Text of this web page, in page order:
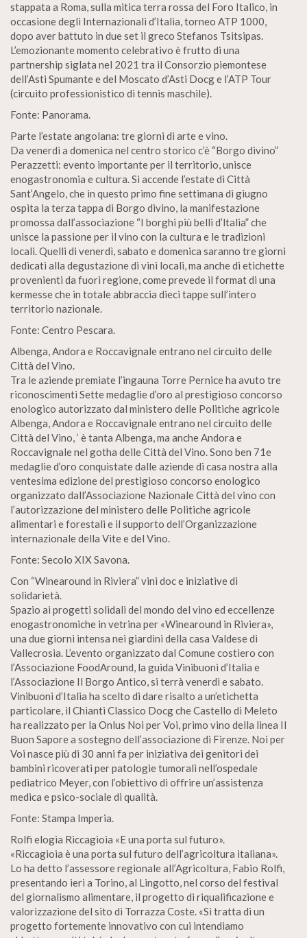
stappata a Roma, sulla mitica terra rossa del Foro Italico, in
occasione degli Internazionali d’Italia, torneo ATP 1000,
dopo aver battuto in due set il greco Stefanos Tsitsipas.
L’emozionante momento celebrativo è frutto di una
partnership siglata nel 2021 tra il Consorzio piemontese
dell’Asti Spumante e del Moscato d’Asti Docg e l’ATP Tour
(circuito professionistico di tennis maschile).
Fonte: Panorama.
Parte l’estate angolana: tre giorni di arte e vino.
Da venerdì a domenica nel centro storico c’è “Borgo divino”
Perazzetti: evento importante per il territorio, unisce
enogastronomia e cultura. Si accende l’estate di Città
Sant’Angelo, che in questo primo fine settimana di giugno
ospita la terza tappa di Borgo divino, la manifestazione
promossa dall’associazione “I borghi più belli d’ltalia” che
unisce la passione per il vino con la cultura e le tradizioni
locali. Quelli di venerdì, sabato e domenica saranno tre giorni
dedicati alla degustazione di vini locali, ma anche di etichette
provenienti da fuori regione, come prevede il format di una
kermesse che in totale abbraccia dieci tappe sull’intero
territorio nazionale.
Fonte: Centro Pescara.
Albenga, Andora e Roccavignale entrano nel circuito delle
Città del Vino.
Tra le aziende premiate l’ingauna Torre Pernice ha avuto tre
riconoscimenti Sette medaglie d’oro al prestigioso concorso
enologico autorizzato dal ministero delle Politiche agricole
Albenga, Andora e Roccavignale entrano nel circuito delle
Città del Vino, ‘ è tanta Albenga, ma anche Andora e
Roccavignale nel gotha delle Città del Vino. Sono ben 71e
medaglie d’oro conquistate dalle aziende di casa nostra alla
ventesima edizione del prestigioso concorso enologico
organizzato dall’Associazione Nazionale Città del vino con
l’autorizzazione del ministero delle Politiche agricole
alimentari e forestali e il supporto dell’Organizzazione
internazionale della Vite e del Vino.
Fonte: Secolo XIX Savona.
Con “Winearound in Riviera” vini doc e iniziative di
solidarietà.
Spazio ai progetti solidali del mondo del vino ed eccellenze
enogastronomiche in vetrina per «Winearound in Riviera»,
una due giorni intensa nei giardini della casa Valdese di
Vallecrosia. L’evento organizzato dal Comune costiero con
l’Associazione FoodAround, la guida Vinibuoni d’Italia e
l’Associazione Il Borgo Antico, si terrà venerdì e sabato.
Vinibuoni d’Italia ha scelto di dare risalto a un’etichetta
particolare, il Chianti Classico Docg che Castello di Meleto
ha realizzato per la Onlus Noi per Voi, primo vino della linea Il
Buon Sapore a sostegno dell’associazione di Firenze. Noi per
Voi nasce più di 30 anni fa per iniziativa dei genitori dei
bambini ricoverati per patologie tumorali nell’ospedale
pediatrico Meyer, con l’obiettivo di offrire un’assistenza
medica e psico-sociale di qualità.
Fonte: Stampa Imperia.
Rolfi elogia Riccagioia «E una porta sul futuro».
«Riccagioia è una porta sul futuro dell’agricoltura italiana».
Lo ha detto l’assessore regionale all’Agricoltura, Fabio Rolfi,
presentando ieri a Torino, al Lingotto, nel corso del festival
del giornalismo alimentare, il progetto di riqualificazione e
valorizzazione del sito di Torrazza Coste. «Si tratta di un
progetto fortemente innovativo con cui intendiamo